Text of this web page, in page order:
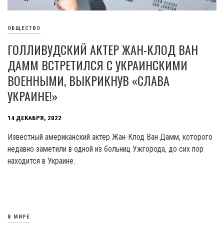
ОБЩЕСТВО
ГОЛЛИВУДСКИЙ АКТЕР ЖАН-КЛОД ВАН
ДАММ ВСТРЕТИЛСЯ С УКРАИНСКИМИ
ВОЕННЫМИ, ВЫКРИКНУВ «СЛАВА
УКРАИНЕ!»
14 ДЕКАБРЯ, 2022
Известный американский актер Жан-Клод Ван Дамм, которого
недавно заметили в одной из больниц Ужгорода, до сих пор
находится в Украине.
В МИРЕ